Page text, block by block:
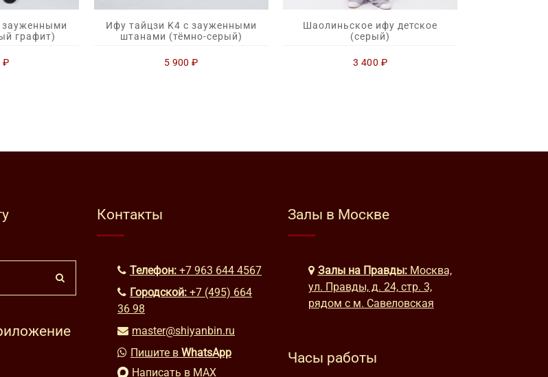
зауженными
графит)
₽
Ифу тайцзи K4 с зауженными
штанами (тёмно-серый)
5 900₽
Шаолиньское ифу детское
(серый)
3 400 ₽
Контакты
Телефон: +7 963 644 4567
Городской: +7 (495) 664
36 98
master@shiyanbin.ru
Пишите в WhatsApp
Написать в MAX
Залы в Москве
Залы на Правды: Москва,
ул. Правды, д. 24, стр. 3,
рядом с м. Савеловская
Часы работы